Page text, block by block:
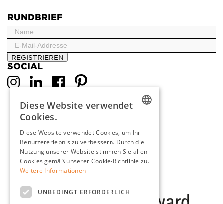
RUNDBRIEF
REGISTRIEREN
SOCIAL
ENGLISH
FRENCH
Diese Website verwendet
Cookies.
Diese Website verwendet Cookies, um Ihr
Benutzererlebnis zu verbessern. Durch die
Nutzung unserer Website stimmen Sie allen
Cookies gemäß unserer Cookie-Richtlinie zu.
Weitere Informationen
UNBEDINGT ERFORDERLICH